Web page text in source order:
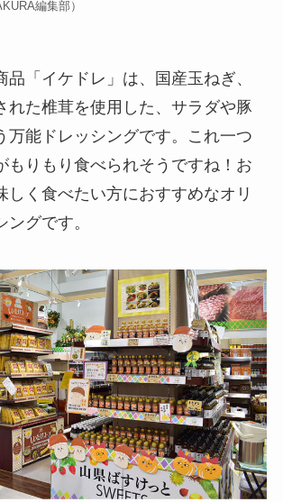
編集部）
品「イケドレ」は、国産玉ねぎ、
れた椎茸を使用した、サラダや豚
万能ドレッシングです。これ一つ
もりもり食べられそうですね！お
しく食べたい方におすすめなオリ
グです。